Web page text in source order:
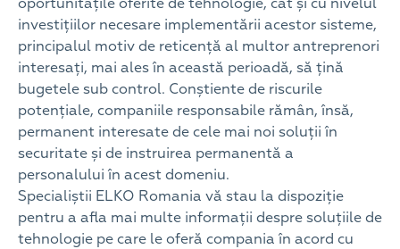
investițiilor necesare implementării acestor sisteme,
principalul motiv de reticență al multor antreprenori
interesați, mai ales în această perioadă, să țină
bugetele sub control. Conștiente de riscurile
potențiale, companiile responsabile rămân, însă,
permanent interesate de cele mai noi soluții în
securitate și de instruirea permanentă a
personalului în acest domeniu.
Specialiștii ELKO Romania vă stau la dispoziție
pentru a afla mai multe informații despre soluțiile de
tehnologie pe care le oferă compania în acord cu